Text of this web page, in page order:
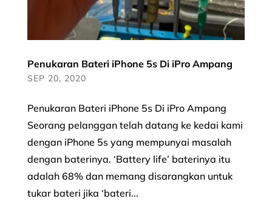
Penukaran Bateri iPhone 5s Di iPro Ampang
SEP 20, 2020
Penukaran Bateri iPhone 5s Di iPro Ampang
Seorang pelanggan telah datang ke kedai kami
dengan iPhone 5s yang mempunyai masalah
dengan baterinya. ‘Battery life’ baterinya itu
adalah 68% dan memang disarangkan untuk
tukar bateri jika ‘bateri...